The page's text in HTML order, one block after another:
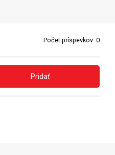
Počet príspevkov: 0
Pridať